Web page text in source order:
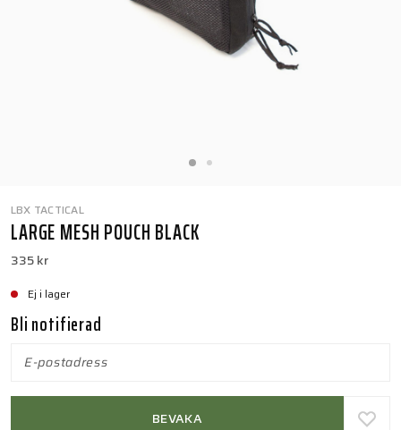
LBX TACTICAL
LARGE MESH POUCH BLACK
335 kr
Ej i lager
Bli notifierad
BEVAKA